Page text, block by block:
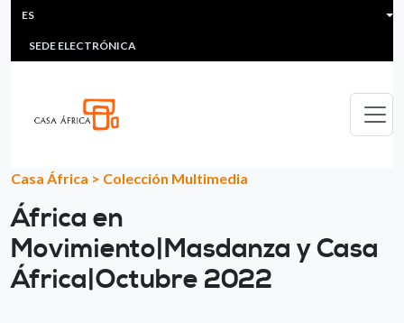
Pasar al contenido principal
HEADER MENU
MULTIMEDIA
SEDE ELECTRÓNICA
ES
Casa África > Colección Multimedia
África en
Movimiento|Masdanza y Casa
África|Octubre 2022